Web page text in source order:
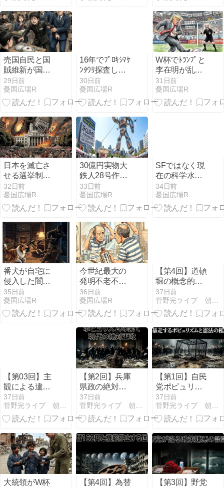
売国自民と国
賊維新が国民
威嚇目的で邪
悪「国旗の損
壊等の罪」ご
29日前
憂国広場R
16年でﾌﾟﾛｷｼﾏｹ
ﾝﾀｳﾘ探査し宇
宙直径が300億
光年しかない
ことを証明す
滅亡危機
30日前
憂国広場R
W杯でﾄﾗﾝﾌﾟと
李在明が乱入
し大暴れ！世
界を敵にした
FIFAは解体
31日前
憂国広場R
日本を滅亡さ
せる選挙制度
破壊!邪悪政党
に投票した情
弱大阪府民の
32日前
憂国広場R
30億円実物大
鉄人28号作成
プロジェクト
33日前
憂国広場R
SFではなく現
在の科学水準
で実現可能な
タイムマシン
製作法完成
34日前
憂国広場R
番犬が自宅に
侵入した闇バ
イトの強盗を
咬み殺した場
合どうなる
35日前
憂国広場R
今世紀最大の
発明不老不死
再生薬を日本
から奪ったア
メリカと走狗
NHK
36日前
憂国広場R
【第4回】道頓
堀の概念的売
春とメディア
の男根主義
37日前
【第03回】主
観による違法
性否定と兵庫
県政の倫理的
腐敗
37日前
菅野完ライブ 朝刊チェック 文字起こし
【第2回】兵庫
県政の絶対王
政化とポピュ
リズムの果て
37日前
菅野完ライブ 朝刊チェック 文字起こし
【第1回】自民
党ポピュリズ
ムと民主主義
の暴走
37日前
菅野完ライブ 朝刊チェック 文字起こし
大統領がW杯
【第4回】為替
【第3回】野党